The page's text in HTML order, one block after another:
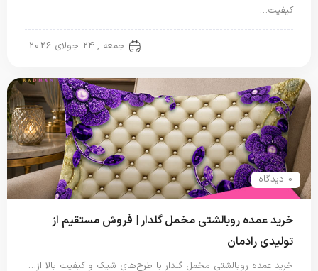
کیفیت…
جمعه , 24 جولای 2026
0 دیدگاه
خرید عمده روبالشتی مخمل گلدار | فروش مستقیم از
تولیدی رادمان
خرید عمده روبالشتی مخمل گلدار با طرح‌های شیک و کیفیت بالا از…